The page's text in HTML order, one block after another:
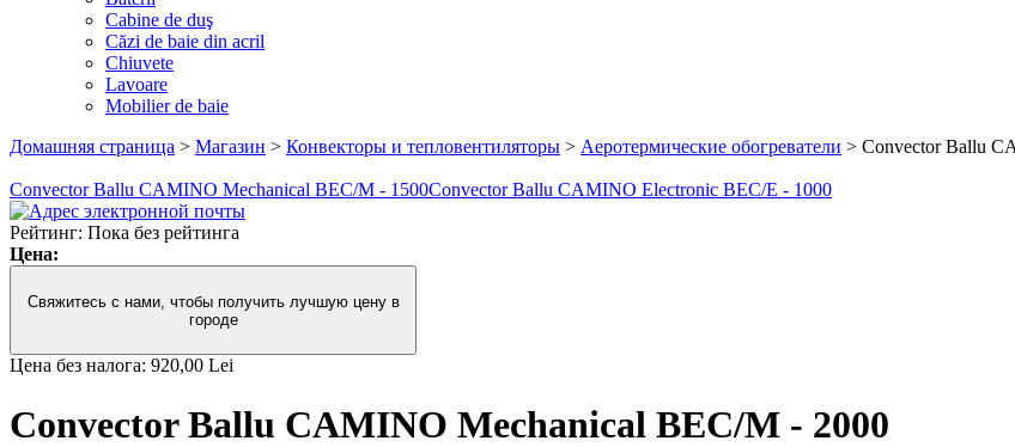
Cabine de duş
Căzi de baie din acril
Chiuvete
Lavoare
Mobilier de baie
Домашняя страница > Магазин > Конвекторы и тепловентиляторы > Аеротермические обогреватели > Convector Ballu
Convector Ballu CAMINO Mechanical BEC/M - 1500Convector Ballu СAMINO Electronic BEC/E - 1000
Рейтинг: Пока без рейтинга
Цена:
Свяжитесь с нами, чтобы получить лучшую цену в
городе
Цена без налога: 920,00 Lei
Convector Ballu CAMINO Mechanical BEC/M - 2000